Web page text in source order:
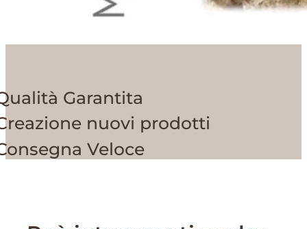
Garantita
nuovi prodotti
Veloce